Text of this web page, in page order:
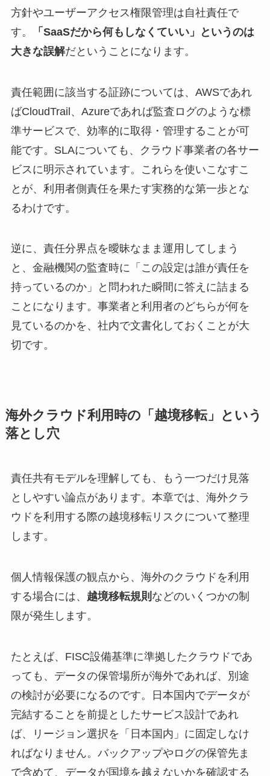
方針やユーザーアクセス権限管理は自社責任で
す。
「SaaSだから何もしなくていい」というのは
大きな誤解だということになります。
責任範囲に該当する証跡については、AWSであれ
ばCloudTrail、Azureであれば監査ログのような標
準サービスで、効率的に取得・管理することが可
能です。SLAについても、クラウド事業者の各サー
ビスに明示されています。これらを使いこなすこ
とが、利用者側責任を果たす実務的な第一歩とな
るわけです。
逆に、責任分界点を曖昧なまま運用してしまう
と、金融機関の監査時に「この設定は誰が責任を
持っているのか」と問われた瞬間に答えに詰まる
ことになります。事業者と利用者のどちらが何を
見ているのかを、社内で文書化しておくことが大
切です。
海外クラウド利用時の「越境移転」という
落とし穴
責任共有モデルを理解しても、もう一つだけ見落
としやすい論点があります。本章では、海外クラ
ウドを利用する際の越境移転リスクについて整理
します。
個人情報保護の観点から、海外のクラウドを利用
する場合には、 越境移転規則 などのいくつかの制
限が発生します。
たとえば、FISC設備基準に準拠したクラウドであ
っても、データの保管場所が海外であれば、別途
の検討が必要になるのです。日本国内でデータが
完結することを前提としたサービス設計であれ
ば、リージョン選択を「日本国内」に固定しなけ
ればなりません。バックアップやログの保管先ま
で含めて、データが国境を越えないかを確認する